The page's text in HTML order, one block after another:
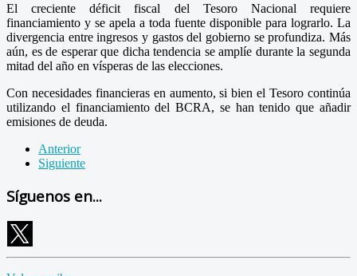
El creciente déficit fiscal del Tesoro Nacional requiere
financiamiento y se apela a toda fuente disponible para lograrlo. La
divergencia entre ingresos y gastos del gobierno se profundiza. Más
aún, es de esperar que dicha tendencia se amplíe durante la segunda
mitad del año en vísperas de las elecciones.
Con necesidades financieras en aumento, si bien el Tesoro continúa
utilizando el financiamiento del BCRA, se han tenido que añadir
emisiones de deuda.
Anterior
Siguiente
Síguenos en...